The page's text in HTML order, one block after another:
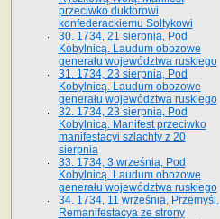
przeciwko duktorowi
konfederackiemu Sołtykowi
30. 1734, 21 sierpnia, Pod
Kobylnicą. Laudum obozowe
generału województwa ruskiego
31. 1734, 23 sierpnia, Pod
Kobylnicą. Laudum obozowe
generału województwa ruskiego
32. 1734, 23 sierpnia, Pod
Kobylnicą. Manifest przeciwko
manifestacyi szlachty z 20
sierpnia
33. 1734, 3 września, Pod
Kobylnicą. Laudum obozowe
generału województwa ruskiego
34. 1734, 11 września, Przemyśl.
Remanifestacya ze strony